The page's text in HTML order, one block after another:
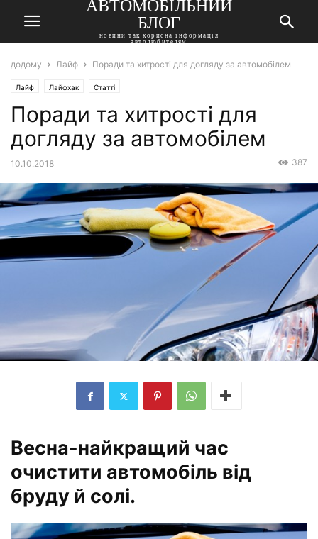
АВТОМОБІЛЬНИЙ
БЛОГ
новини так корисна інформація
автолюбителям
додому Лайф Поради та хитрості для догляду за автомобілем
Лайф Лайфхак Статті
Поради та хитрості для
догляду за автомобілем
10.10.2018 387
Весна-найкращий час
очистити автомобіль від
бруду й солі.